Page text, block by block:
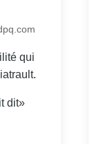
qui
dit»